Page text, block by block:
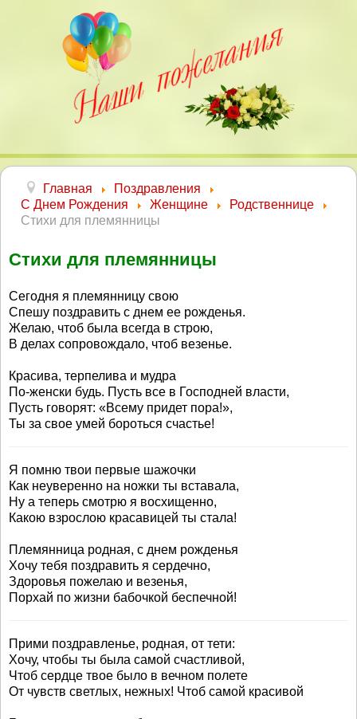
Главная
Поздравления
С Днем Рождения
Женщине
Родственнице
Стихи для племянницы
Стихи для племянницы
Сегодня я племянницу свою
Спешу поздравить с днем ее рожденья.
Желаю, чтоб была всегда в строю,
В делах сопровождало, чтоб везенье.
Красива, терпелива и мудра
По-женски будь. Пусть все в Господней власти,
Пусть говорят: «Всему придет пора!»,
Ты за свое умей бороться счастье!
Я помню твои первые шажочки
Как неуверенно на ножки ты вставала,
Ну а теперь смотрю я восхищенно,
Какою взрослою красавицей ты стала!
Племянница родная, с днем рожденья
Хочу тебя поздравить я сердечно,
Здоровья пожелаю и везенья,
Порхай по жизни бабочкой беспечной!
Прими поздравленье, родная, от тети:
Хочу, чтобы ты была самой счастливой,
Чтоб сердце твое было в вечном полете
От чувств светлых, нежных! Чтоб самой красивой